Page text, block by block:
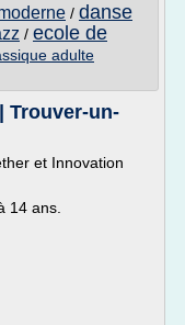
/ danse
/ ecole de
adulte
Trouver-un-
et Innovation
14 ans.